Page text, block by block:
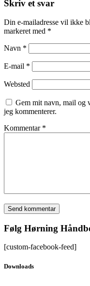
Skriv et svar
Din e-mailadresse vil ikke
markeret med *
Navn *
E-mail *
Websted
Gem mit navn, mail og
jeg kommenterer.
Kommentar *
Følg Hørning
[custom-facebook-feed]
Downloads